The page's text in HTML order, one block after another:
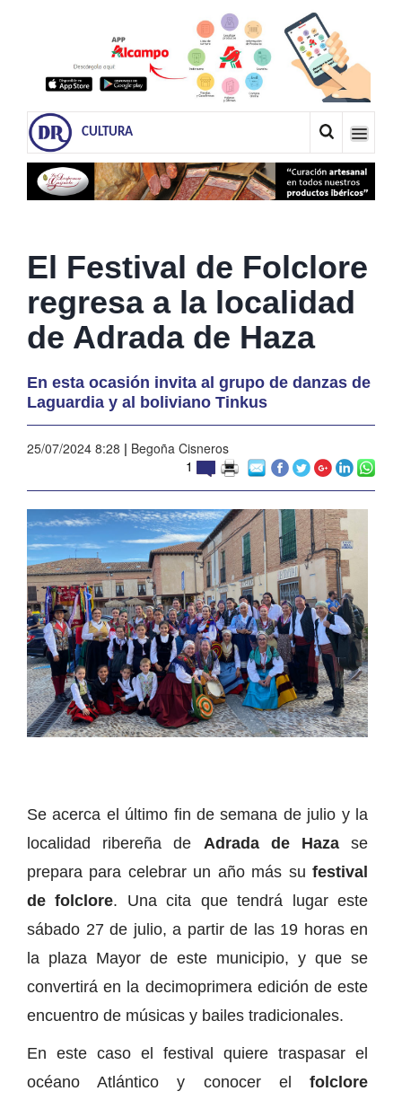
CULTURA
El Festival de Folclore
regresa a la localidad
de Adrada de Haza
En esta ocasión invita al grupo de danzas de
Laguardia y al boliviano Tinkus
25/07/2024 8:28 | Begoña Cisneros
1
Se acerca el último fin de semana de julio y la
localidad ribereña de Adrada de Haza se
prepara para celebrar un año más su festival
de folclore. Una cita que tendrá lugar este
sábado 27 de julio, a partir de las 19 horas en
la plaza Mayor de este municipio, y que se
convertirá en la decimoprimera edición de este
encuentro de músicas y bailes tradicionales.
En este caso el festival quiere traspasar el
océano Atlántico y conocer el folclore